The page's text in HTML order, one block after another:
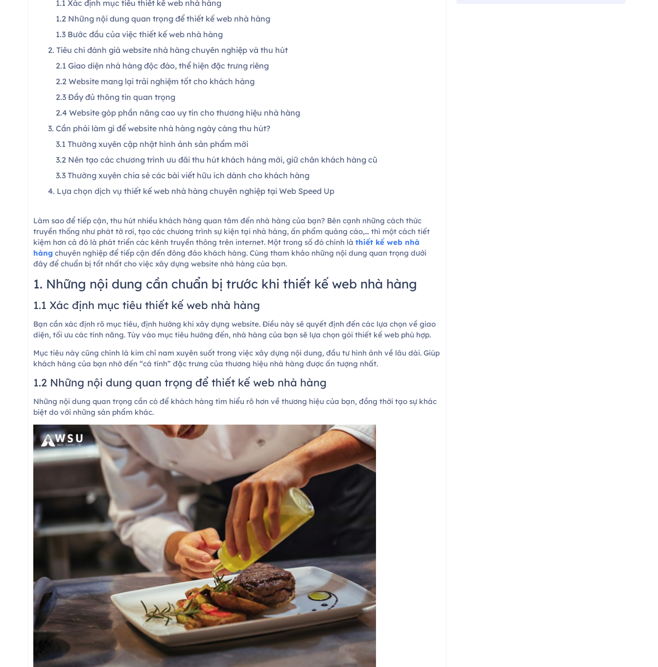
1.1 Xác định mục tiêu thiết kế web nhà hàng
1.2 Những nội dung quan trọng để thiết kế web nhà hàng
1.3 Bước đầu của việc thiết kế web nhà hàng
2. Tiêu chí đánh giá website nhà hàng chuyên nghiệp và thu hút
2.1 Giao diện nhà hàng độc đáo, thể hiện đặc trưng riêng
2.2 Website mang lại trải nghiệm tốt cho khách hàng
2.3 Đầy đủ thông tin quan trọng
2.4 Website góp phần nâng cao uy tín cho thương hiệu nhà hàng
3. Cần phải làm gì để website nhà hàng ngày càng thu hút?
3.1 Thường xuyên cập nhật hình ảnh sản phẩm mới
3.2 Nên tạo các chương trình ưu đãi thu hút khách hàng mới, giữ chân khách hàng cũ
3.3 Thường xuyên chia sẻ các bài viết hữu ích dành cho khách hàng
4. Lựa chọn dịch vụ thiết kế web nhà hàng chuyên nghiệp tại Web Speed Up
Làm sao để tiếp cận, thu hút nhiều khách hàng quan tâm đến nhà hàng của bạn? Bên cạnh những cách thức
truyền thống như phát tờ rơi, tạo các chương trình sự kiện tại nhà hàng, ấn phẩm quảng cáo,… thì một cách tiết
kiệm hơn cả đó là phát triển các kênh truyền thông trên internet. Một trong số đó chính là thiết kế web nhà
hàng chuyên nghiệp để tiếp cận đến đông đảo khách hàng. Cùng tham khảo những nội dung quan trọng dưới
đây để chuẩn bị tốt nhất cho việc xây dựng website nhà hàng của bạn.
1. Những nội dung cần chuẩn bị trước khi thiết kế web nhà hàng
1.1 Xác định mục tiêu thiết kế web nhà hàng
Bạn cần xác định rõ mục tiêu, định hướng khi xây dựng website. Điều này sẽ quyết định đến các lựa chọn về giao
diện, tối ưu các tính năng. Tùy vào mục tiêu hướng đến, nhà hàng của bạn sẽ lựa chọn gói thiết kế web phù hợp.
Mục tiêu này cũng chính là kim chỉ nam xuyên suốt trong việc xây dựng nội dung, đầu tư hình ảnh về lâu dài. Giúp
khách hàng của bạn nhớ đến “cá tính” đặc trưng của thương hiệu nhà hàng được ấn tượng nhất.
1.2 Những nội dung quan trọng để thiết kế web nhà hàng
Những nội dung quan trọng cần có để khách hàng tìm hiểu rõ hơn về thương hiệu của bạn, đồng thời tạo sự khác
biệt do với những sản phẩm khác.